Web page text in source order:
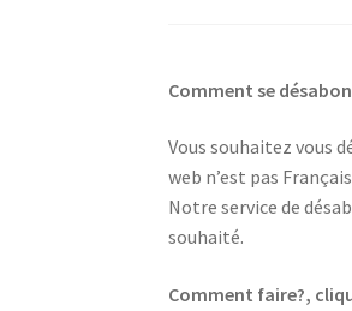
Comment se
Vous souhaitez vous
web n’est pas
Notre service de
souhaité.
Comment faire?,